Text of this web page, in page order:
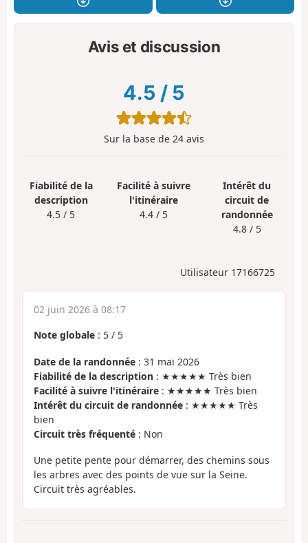
Avis et discussion
4.5 / 5
Sur la base de 24 avis
Fiabilité de la
description
4.5 / 5
Facilité à suivre
l'itinéraire
4.4 / 5
Intérêt du
circuit de
randonnée
4.8 / 5
Utilisateur 17166725
02 juin 2026 à 08:17
Note globale : 5 / 5
Date de la randonnée : 31 mai 2026
Fiabilité de la description : ★★★★★ Très bien
Facilité à suivre l'itinéraire : ★★★★★ Très bien
Intérêt du circuit de randonnée : ★★★★★ Très
bien
Circuit très fréquenté : Non
Une petite pente pour démarrer, des chemins sous
les arbres avec des points de vue sur la Seine.
Circuit très agréables.